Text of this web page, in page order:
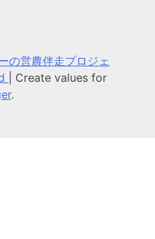
の営農伴走プロジェ
Create values for
.